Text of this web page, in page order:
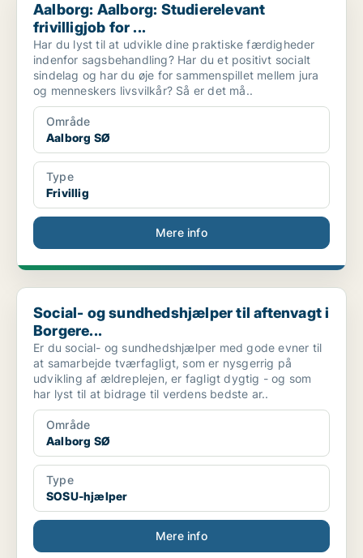
Aalborg: Aalborg: Studierelevant
frivilligjob for ...
Har du lyst til at udvikle dine praktiske færdigheder
indenfor sagsbehandling? Har du et positivt socialt
sindelag og har du øje for sammenspillet mellem jura
og menneskers livsvilkår? Så er det må..
Område
Aalborg SØ
Type
Frivillig
Mere info
Social- og sundhedshjælper til aftenvagt i Borgere...
Social- og sundhedshjælper til aftenvagt i
Borgere...
Er du social- og sundhedshjælper med gode evner til
at samarbejde tværfagligt, som er nysgerrig på
udvikling af ældreplejen, er fagligt dygtig - og som
har lyst til at bidrage til verdens bedste ar..
Område
Aalborg SØ
Type
SOSU-hjælper
Mere info